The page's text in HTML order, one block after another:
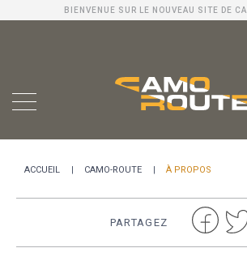
BIENVENUE SUR LE NOUVEAU SITE DE
ACCUEIL CAMO-ROUTE À PROPOS
PARTAGEZ